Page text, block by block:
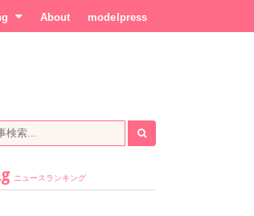
About modelpress
ニュースランキング